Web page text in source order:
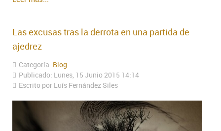
Las excusas tras la derrota en una partida de
ajedrez
Categoría: Blog
Publicado: Lunes, 15 Junio 2015 14:14
Escrito por Luís Fernández Siles